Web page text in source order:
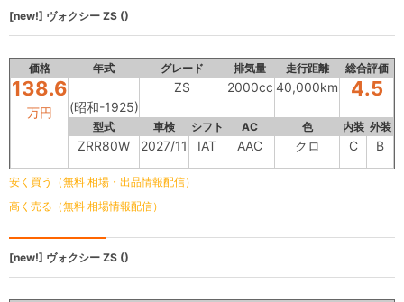
[new!] ヴォクシー ZS ()
価格 年式 グレード 排気量 走行距離 総合評価
138.6
万円 (昭和-1925)
ZS 2000cc 40,000km 4.5
型式 車検 シフト AC 色 内装 外装
ZRR80W 2027/11 IAT AAC クロ C B
安く買う（無料 相場・出品情報配信）
高く売る（無料 相場情報配信）
[new!] ヴォクシー ZS ()